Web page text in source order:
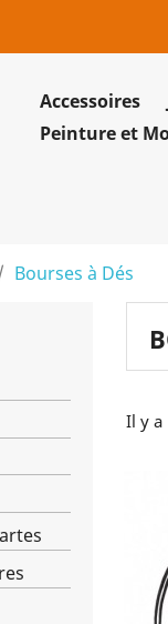
Accessoires
Peinture et
Bourses à Dés
Il y a